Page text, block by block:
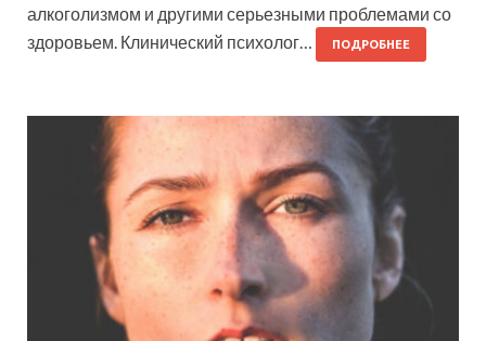
алкоголизмом и другими серьезными проблемами со
здоровьем. Клинический психолог…
ПОДРОБНЕЕ